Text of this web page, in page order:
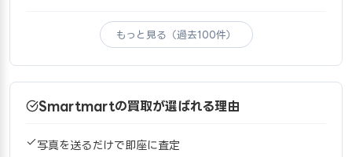
もっと見る（過去100件）
Smartmartの買取が選ばれる理由
写真を送るだけで即座に査定